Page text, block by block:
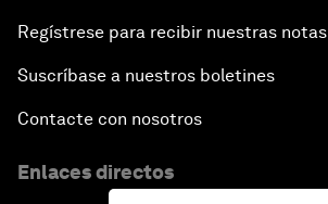
Regístrese para recibir nuestras
Suscríbase a nuestros boletines
Contacte con nosotros
Enlaces directos